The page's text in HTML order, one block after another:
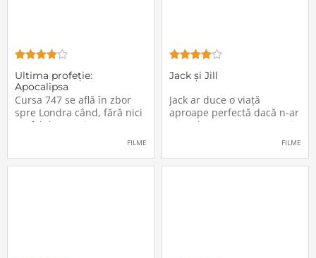
Ultima profeţie:
Apocalipsa
Cursa 747 se află în zbor
spre Londra când, fără nici
un fel de avertisment,
pasagerii încep să dispară
locurile lor. Teroarea și
FILME
Jack și Jill
Jack ar duce o viață
aproape perfectă dacă n-ar
avea de suportat o excepție
sărbători - sora lui
FILME